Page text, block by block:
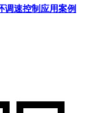
调速控制应用案例